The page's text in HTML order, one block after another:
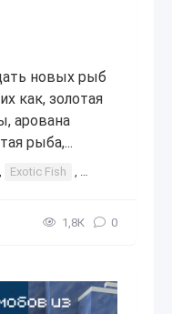
новых рыб
как, золотая
арована
рыба,...
, Exotic Fish , Fish
1,8К 0